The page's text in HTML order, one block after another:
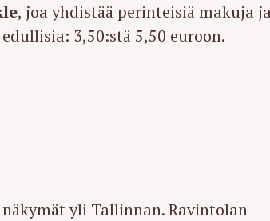
, joa yhdistää perinteisiä makuja
3,50:stä 5,50 euroon.
yli Tallinnan. Ravintolan